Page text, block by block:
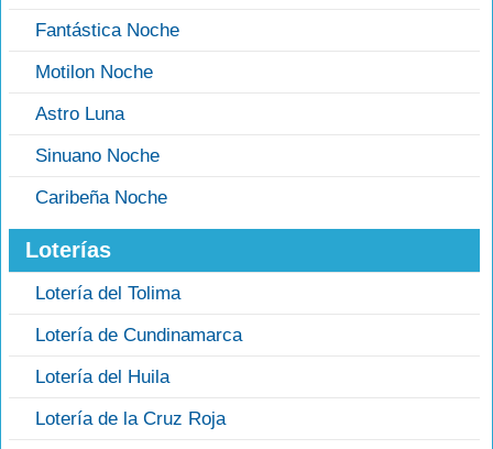
Fantástica Noche
Motilon Noche
Astro Luna
Sinuano Noche
Caribeña Noche
Loterías
Lotería del Tolima
Lotería de Cundinamarca
Lotería del Huila
Lotería de la Cruz Roja